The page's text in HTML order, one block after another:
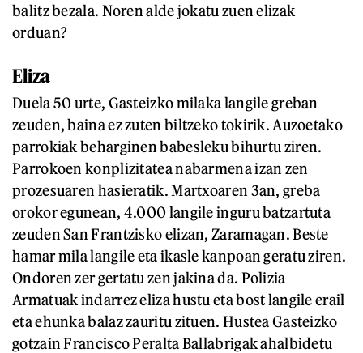
balitz bezala. Noren alde jokatu zuen elizak
orduan?
Eliza
Duela 50 urte, Gasteizko milaka langile greban
zeuden, baina ez zuten biltzeko tokirik. Auzoetako
parrokiak beharginen babesleku bihurtu ziren.
Parrokoen konplizitatea nabarmena izan zen
prozesuaren hasieratik. Martxoaren 3an, greba
orokor egunean, 4.000 langile inguru batzartuta
zeuden San Frantzisko elizan, Zaramagan. Beste
hamar mila langile eta ikasle kanpoan geratu ziren.
Ondoren zer gertatu zen jakina da. Polizia
Armatuak indarrez eliza hustu eta bost langile erail
eta ehunka balaz zauritu zituen. Hustea Gasteizko
gotzain Francisco Peralta Ballabrigak ahalbidetu